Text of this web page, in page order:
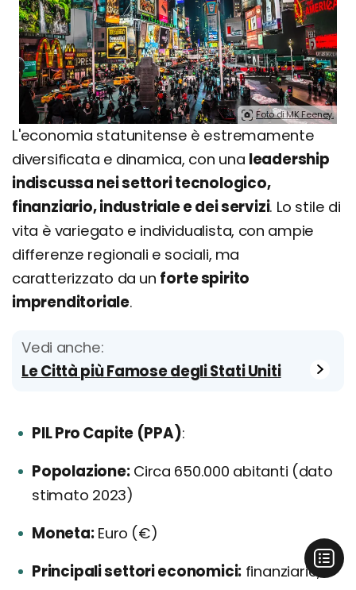
Foto di MK Feeney.
L'economia statunitense è estremamente
diversificata e dinamica, con una leadership
indiscussa nei settori tecnologico,
finanziario, industriale e dei servizi. Lo stile di
vita è variegato e individualista, con ampie
differenze regionali e sociali, ma
caratterizzato da un forte spirito
imprenditoriale.
Vedi anche:
Le Città più Famose degli Stati Uniti
PIL Pro Capite (PPA):
Popolazione:Circa 650.000 abitanti (dato
stimato 2023)
Moneta:Euro (€)
Principali settori economici: finanziario,